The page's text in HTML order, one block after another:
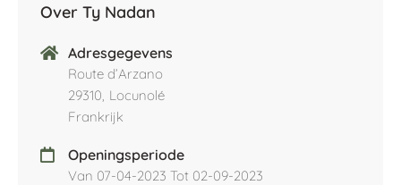
Over Ty Nadan
Adresgegevens
Route d’Arzano
29310, Locunolé
Frankrijk
Openingsperiode
Van 07-04-2023 Tot 02-09-2023